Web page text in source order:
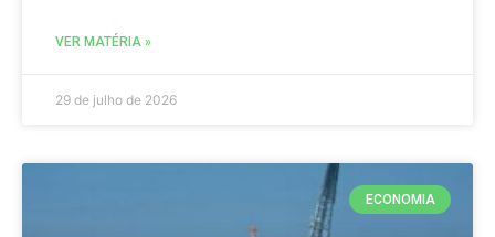
VER MATÉRIA »
29 de julho de 2026
ECONOMIA